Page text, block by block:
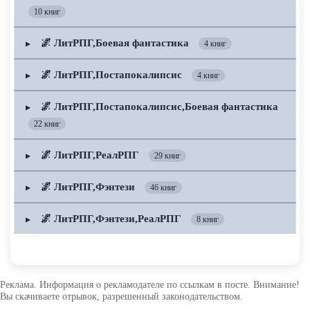
10 книг
▶ 🌌 ЛитРПГ,Боевая фантастика 4 книг
▶ 🌌 ЛитРПГ,Постапокалипсис 4 книг
▶ 🌌 ЛитРПГ,Постапокалипсис,Боевая фантастика
22 книг
▶ 🌌 ЛитРПГ,РеалРПГ 29 книг
▶ 🌌 ЛитРПГ,Фэнтези 46 книг
▶ 🌌 ЛитРПГ,Фэнтези,РеалРПГ 8 книг
Реклама. Информация о рекламодателе по ссылкам в посте. Внимание!
Вы скачиваете отрывок, разрешенный законодательством.